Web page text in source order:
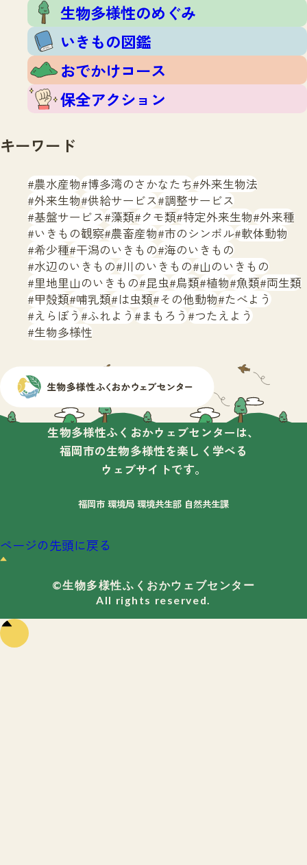
生物多様性のめぐみ
いきもの図鑑
おでかけコース
保全アクション
キーワード
農水産物 博多湾のさかなたち 外来生物法
外来生物 供給サービス 調整サービス
基盤サービス 藻類 クモ類 特定外来生物 外来種
いきもの観察 農畜産物 市のシンボル 軟体動物
希少種 干潟のいきもの 海のいきもの
水辺のいきもの 川のいきもの 山のいきもの
里地里山のいきもの 昆虫 鳥類 植物 魚類 両生類
甲殻類 哺乳類 は虫類 その他動物 たべよう
えらぼう ふれよう まもろう つたえよう
生物多様性
生物多様性ふくおかウェブセンターは、
福岡市の生物多様性を楽しく学べる
ウェブサイトです。
福岡市 環境局 環境共生部 自然共生課
ページの先頭に戻る
©生物多様性ふくおかウェブセンター
All rights reserved.
ペー
ジの